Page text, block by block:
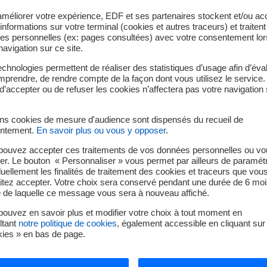
la montée en puissance de la mobilité électrique et le
;
forte dynamique de développement des énergies
système pour réussir l’insertion des énergies renouvelables
de nouvelles installations comme le stockage, en
est en effet une ambition majeure pour le territoire.
se basent sur deux scénarios, Azur et Emeraude.
d’une large vision des évolutions envisageables du
à partir de la règlementation et de l’expertise de
interne de EDF R&D. La cohérence des hypothèses au
de ces scénarios sont détaillés dans la seconde partie
pour évaluer les besoins en puissance du système
de l’intérieur en Guyane couvre quant à lui les
et approvisionnées en électricité par des systèmes
votre expérience, EDF et ses partenaires stockent et/ou
sur votre terminal (cookies et autres traceurs) et
personnelles (ex: pages consultées) avec votre consentement
sur ce site.
permettent de réaliser des statistiques d’usage afin
de rendre compte de la façon dont vous utilisez le service.
ou de refuser les cookies n’affectera pas votre navigation
cookies de mesure d'audience sont dispensés du recueil de
En savoir plus ou vous y opposer.
accepter ces traitements de vos données personnelles ou
Le bouton « Personnaliser » vous permet par ailleurs de
les finalités de traitement des cookies et traceurs que vous
accepter. Votre choix sera conservé pendant une durée de 6
de laquelle ce message vous sera à nouveau affiché.
en savoir plus et modifier votre choix à tout moment en
notre politique de cookies, également accessible en cliquant sur
» en bas de page.